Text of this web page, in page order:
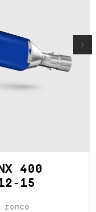
Next
400
15